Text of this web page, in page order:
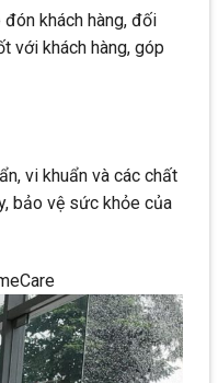
khách hàng, đối
với khách hàng, góp
vi khuẩn và các chất
bảo vệ sức khỏe của